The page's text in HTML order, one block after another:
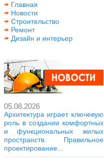
Главная
Новости
Строительство
Ремонт
Дизайн и интерьер
05.08.2026
Архитектура играет ключевую
роль в создании комфортных
и функциональных жилых
пространств. Правильное
проектирование...